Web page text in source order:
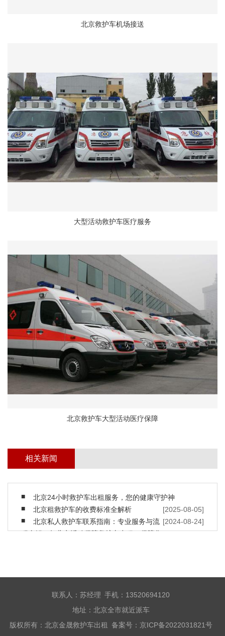
北京救护车机场接送
大型活动救护车医疗服务
北京救护车大型活动医疗保障
相关新闻
北京24小时救护车出租服务，您的健康守护神
[2025-08-05]
北京租救护车的收费标准全解析
[2024-08-24]
北京私人救护车联系指南：专业服务与流
程全解
[2024-08-24]
2023年北京活动保障救护车出租，保障您
[2023-06-01]
救护车与私家车在哪些地方不同
救护车防火的方法及注意事项
[2022-12-09]
现代救护车有什么特点?
联系人：苏经理 手机：13520694120
地址：北京全市就近派车
版权所有：北京金晟救护车出租 备案号： 京ICP备2022031821号